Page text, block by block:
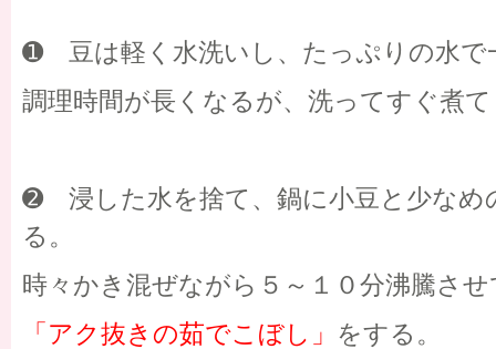
➊ 豆は軽く水洗いし、たっぷりの水で
調理時間が長くなるが、洗ってすぐ煮
➋ 浸した水を捨て、鍋に小豆と少なめ
る。
時々かき混ぜながら５～１０分沸騰さ
「アク抜きの茹でこぼし」 をする。